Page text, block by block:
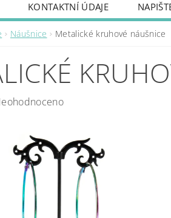
KONTAKTNÍ ÚDAJE
Náušnice Metalické kruhové náušnice